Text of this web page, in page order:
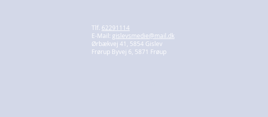
Tlf. 62291114
E-Mail: gislevsmedie@mail.dk
Ørbækvej 41, 5854 Gislev
Frørup Byvej 6, 5871 Frøup